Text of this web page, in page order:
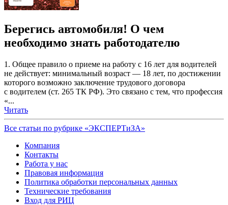
Берегись автомобиля! О чем
необходимо знать работодателю
1. Общее правило о приеме на работу с 16 лет для водителей
не действует: минимальный возраст — 18 лет, по достижении
которого возможно заключение трудового договора
с водителем (ст. 265 ТК РФ). Это связано с тем, что профессия
«...
Читать
Все статьи по рубрике «ЭКСПЕРТиЗА»
Компания
Контакты
Работа у нас
Правовая информация
Политика обработки персональных данных
Технические требования
Вход для РИЦ